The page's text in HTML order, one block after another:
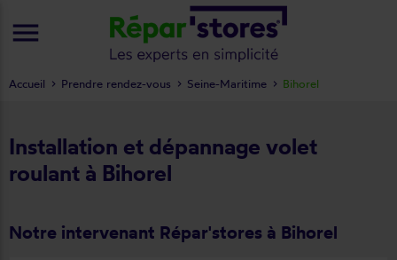
Installation et dépannage volet
roulant à Bihorel
Notre intervenant Répar'stores à Bihorel
Accueil Prendre rendez-vous Seine-Maritime Bihorel
menu